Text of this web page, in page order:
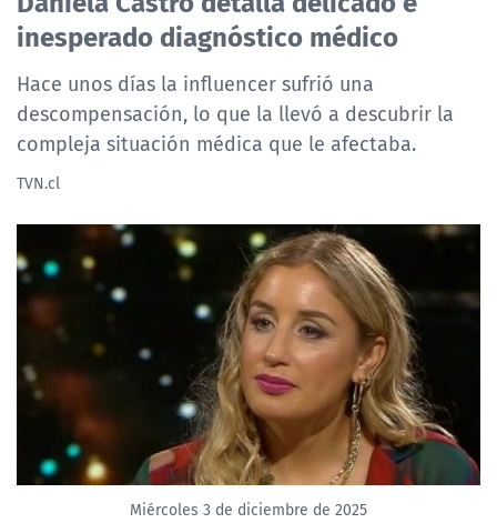
inesperado diagnóstico médico
Hace unos días la influencer sufrió una
descompensación, lo que la llevó a descubrir la
compleja situación médica que le afectaba.
TVN.cl
Miércoles 3 de diciembre de 2025